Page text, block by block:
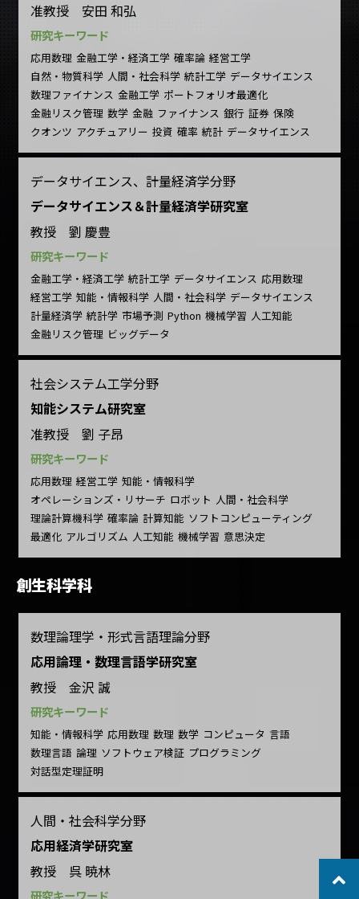
准教授 安田 和弘
研究キーワード
応用数理 金融工学・経済工学 確率論 経営工学
自然・物質科学 人間・社会科学 統計工学 データサイエンス
数理ファイナンス 金融工学 ポートフォリオ最適化
金融リスク管理 数学 金融 ファイナンス 銀行 証券 保険
クオンツ アクチュアリー 投資 確率 統計 データサイエンス
データサイエンス、計量経済学分野
データサイエンス＆計量経済学研究室
教授 劉 慶豊
研究キーワード
金融工学・経済工学 統計工学 データサイエンス 応用数理
経営工学 知能・情報科学 人間・社会科学 データサイエンス
計量経済学 統計学 市場予測 Python 機械学習 人工知能
金融リスク管理 ビッグデータ
社会システム工学分野
知能システム研究室
准教授 劉 子昂
研究キーワード
応用数理 経営工学 知能・情報科学
オペレーションズ・リサーチ ロボット 人間・社会科学
理論計算機科学 確率論 計算知能 ソフトコンピューティング
最適化 アルゴリズム 人工知能 機械学習 意思決定
創生科学科
数理論理学・形式言語理論分野
応用論理・数理言語学研究室
教授 金沢 誠
研究キーワード
知能・情報科学 応用数理 数理 数学 コンピュータ 言語
数理言語 論理 ソフトウェア検証 プログラミング
対話型定理証明
人間・社会科学分野
応用経済学研究室
教授 呉 暁林
研究キーワード